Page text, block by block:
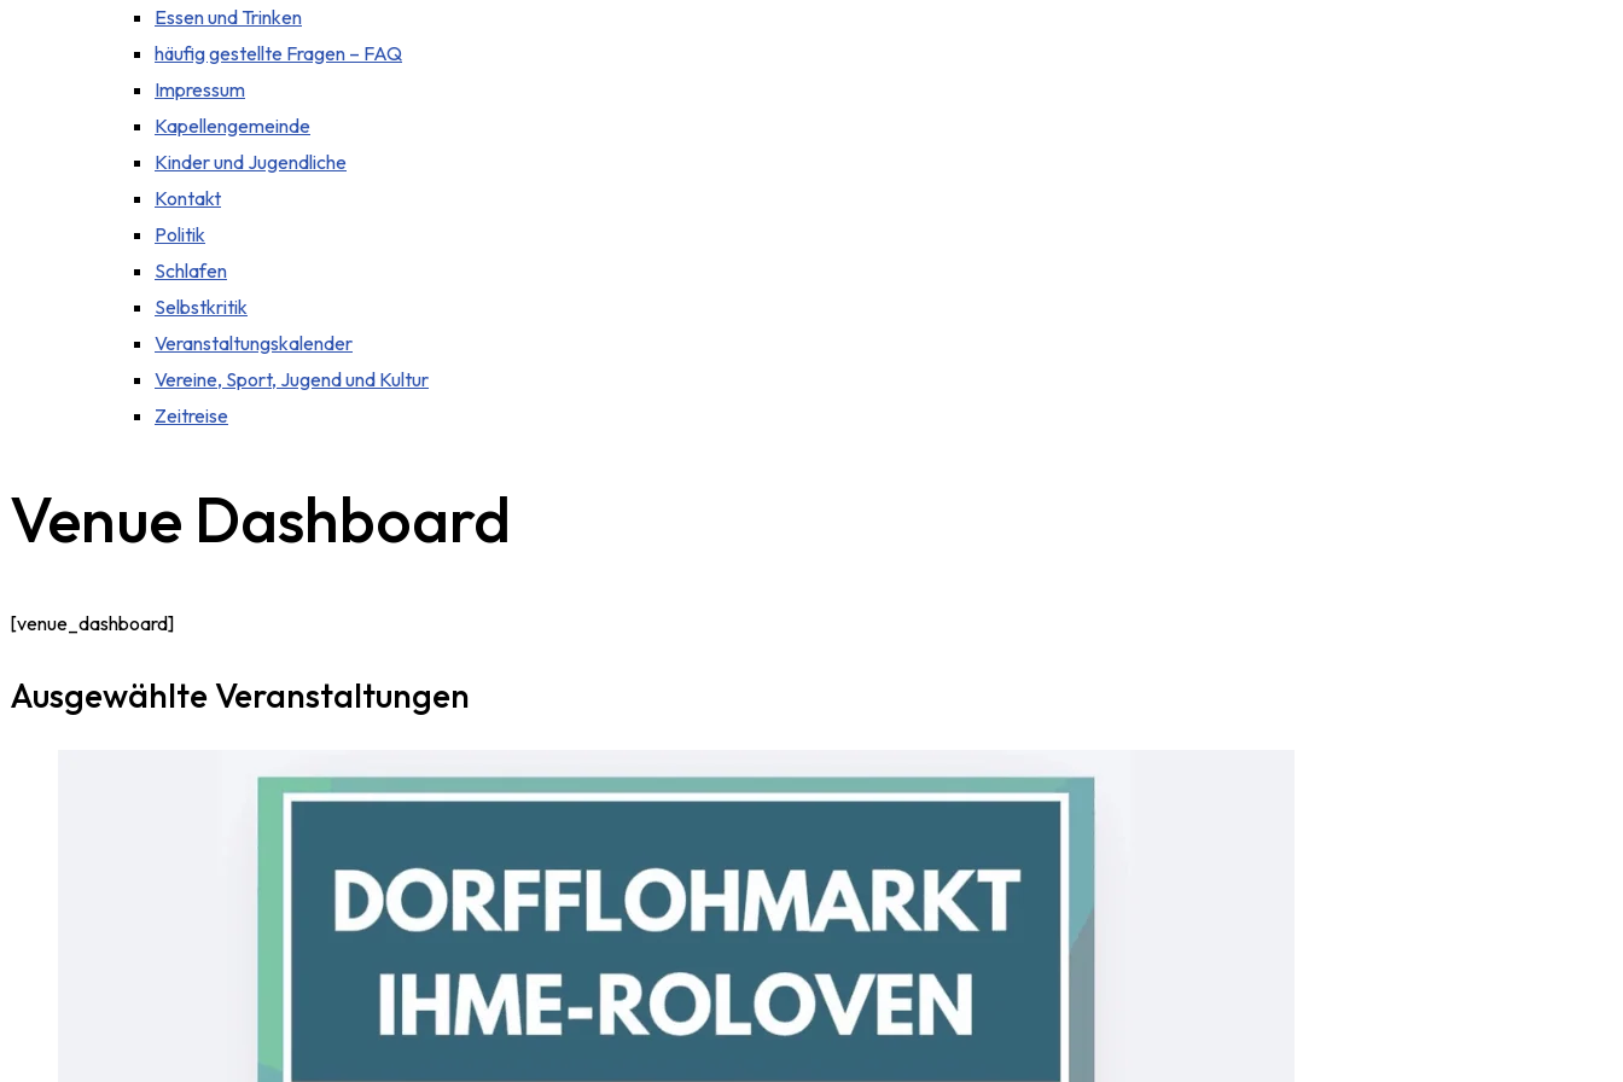
Essen und Trinken
häufig gestellte Fragen – FAQ
Impressum
Kapellengemeinde
Kinder und Jugendliche
Kontakt
Politik
Schlafen
Selbstkritik
Veranstaltungskalender
Vereine, Sport, Jugend und Kultur
Zeitreise
Venue Dashboard
[venue_dashboard]
Ausgewählte Veranstaltungen